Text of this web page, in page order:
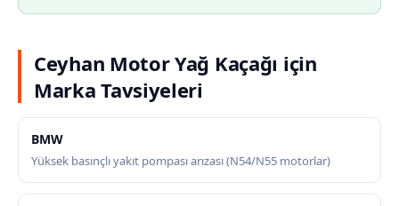
Ceyhan Motor Yağ Kaçağı için
Marka Tavsiyeleri
BMW
Yüksek basınçlı yakıt pompası arızası (N54/N55 motorlar)